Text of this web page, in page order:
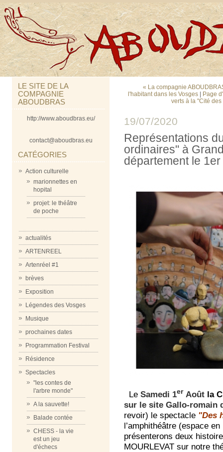
LE SITE DE LA
COMPAGNIE
ABOUDBRAS
http://www.aboudbras.eu/
contact@aboudbras.eu
CATÉGORIES
Action culturelle
marionnettes en
hopital
projet: le théâtre
de poche
actualités
ARTENREEL
Artenréel #1
brèves
Exposition
Légendes des Vosges
Musique
prochaines dates
Programmation Festival
Résidence
Spectacles
"les contes de
l'arbre monde"
A la sauvette!
Balade contée
CHESS - la vie
est un jeu
d'échecs
« La compagnie
l'habitant dans les Vosges
Page
verts à la "Cité
19/07/2020
Représentations
ordinaires" à
département le
Le Samedi 1erAoût la
sur le site Gallo-romain
revoir) le spectacle "Des
l’amphithéâtre (espace
présenterons deux
MOURLEVAT sur notre